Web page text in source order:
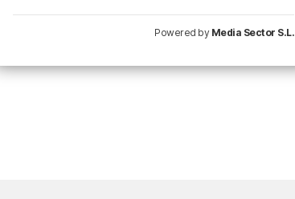
Powered by Media Sector S.L.